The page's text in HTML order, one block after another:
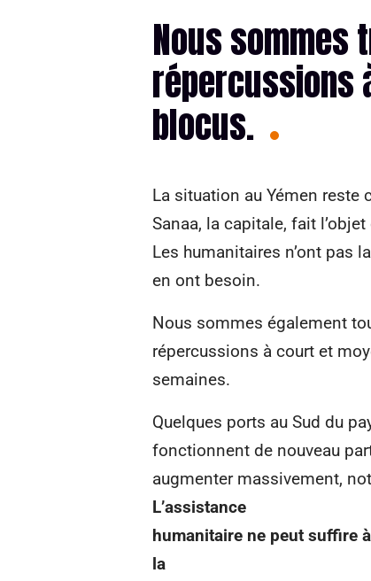
Nous sommes
répercussions
blocus.
La situation au Yémen reste
Sanaa, la capitale, fait
Les humanitaires n’ont pas
en ont besoin.
Nous sommes également
répercussions à court et
semaines.
Quelques ports au Sud du
fonctionnent de nouveau
augmenter massivement,
L’assistance
humanitaire ne peut suffire
la